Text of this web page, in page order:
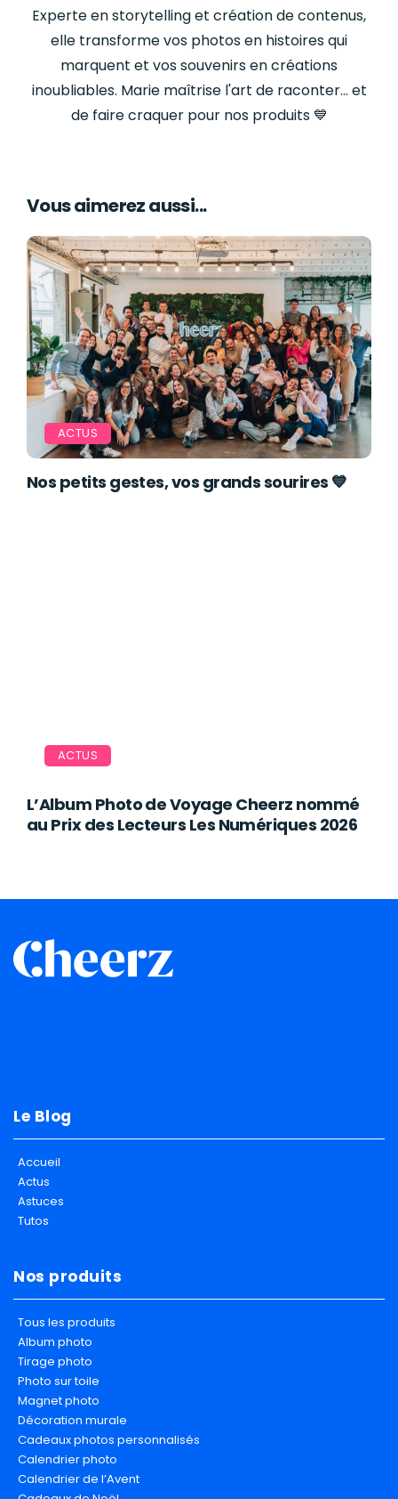
Experte en storytelling et création de contenus,
elle transforme vos photos en histoires qui
marquent et vos souvenirs en créations
inoubliables. Marie maîtrise l'art de raconter… et
de faire craquer pour nos produits 💙
Vous aimerez aussi...
ACTUS
Nos petits gestes, vos grands sourires 💙
ACTUS
L’Album Photo de Voyage Cheerz nommé
au Prix des Lecteurs Les Numériques 2026
Le Blog
Accueil
Actus
Astuces
Tutos
Nos produits
Tous les produits
Album photo
Tirage photo
Photo sur toile
Magnet photo
Décoration murale
Cadeaux photos personnalisés
Calendrier photo
Calendrier de l’Avent